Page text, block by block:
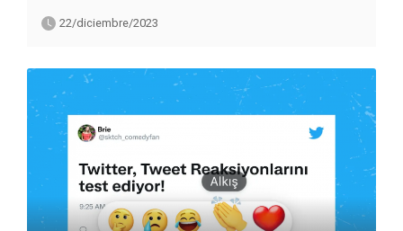
22/diciembre/2023